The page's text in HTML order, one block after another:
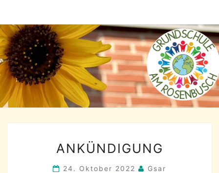
content
ANKÜNDIGUNG
24. Oktober 2022 Gsar